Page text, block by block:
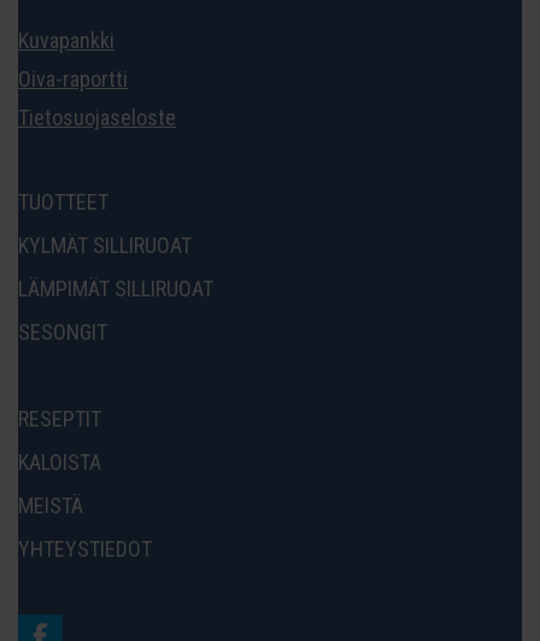
Kuvapankki
Oiva-raportti
Tietosuojaseloste
TUOTTEET
KYLMÄT SILLIRUOAT
LÄMPIMÄT SILLIRUOAT
SESONGIT
RESEPTIT
KALOISTA
MEISTÄ
YHTEYSTIEDOT